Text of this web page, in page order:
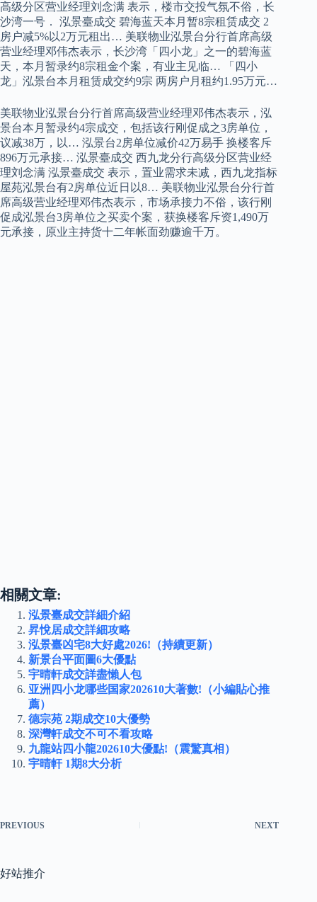
高级分区营业经理刘念满 表示，楼市交投气氛不俗，长
沙湾一号． 泓景臺成交 碧海蓝天本月暂8宗租赁成交 2
房户减5%以2万元租出… 美联物业泓景台分行首席高级
营业经理邓伟杰表示，长沙湾「四小龙」之一的碧海蓝
天，本月暂录约8宗租金个案，有业主见临… 「四小
龙」泓景台本月租赁成交约9宗 两房户月租约1.95万元…
美联物业泓景台分行首席高级营业经理邓伟杰表示，泓
景台本月暂录约4宗成交，包括该行刚促成之3房单位，
议减38万，以… 泓景台2房单位减价42万易手 换楼客斥
896万元承接… 泓景臺成交 西九龙分行高级分区营业经
理刘念满 泓景臺成交 表示，置业需求未减，西九龙指标
屋苑泓景台有2房单位近日以8… 美联物业泓景台分行首
席高级营业经理邓伟杰表示，市场承接力不俗，该行刚
促成泓景台3房单位之买卖个案，获换楼客斥资1,490万
元承接，原业主持货十二年帐面劲赚逾千万。
相關文章:
泓景臺成交詳細介紹
昇悅居成交詳細攻略
泓景臺凶宅8大好處2026!（持續更新）
新景台平面圖6大優點
宇晴軒成交詳盡懶人包
亚洲四小龙哪些国家202610大著數!（小編貼心推
薦）
德宗苑 2期成交10大優勢
深灣軒成交不可不看攻略
九龍站四小龍202610大優點!（震驚真相）
宇晴軒 1期8大分析
PREVIOUS NEXT
好站推介